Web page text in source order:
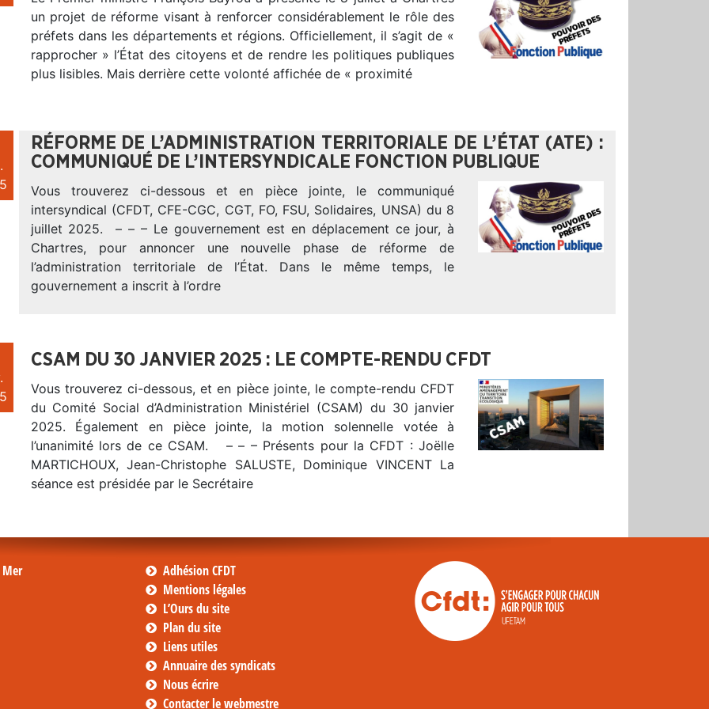
un projet de réforme visant à renforcer considérablement le rôle des
préfets dans les départements et régions. Officiellement, il s’agit de «
rapprocher » l’État des citoyens et de rendre les politiques publiques
plus lisibles. Mais derrière cette volonté affichée de « proximité
RÉFORME DE L’ADMINISTRATION TERRITORIALE DE L’ÉTAT (ATE) :
COMMUNIQUÉ DE L’INTERSYNDICALE FONCTION PUBLIQUE
Vous trouverez ci-dessous et en pièce jointe, le communiqué
intersyndical (CFDT, CFE-CGC, CGT, FO, FSU, Solidaires, UNSA) du 8
juillet 2025. – – – Le gouvernement est en déplacement ce jour, à
Chartres, pour annoncer une nouvelle phase de réforme de
l’administration territoriale de l’État. Dans le même temps, le
gouvernement a inscrit à l’ordre
CSAM DU 30 JANVIER 2025 : LE COMPTE-RENDU CFDT
Vous trouverez ci-dessous, et en pièce jointe, le compte-rendu CFDT
du Comité Social d’Administration Ministériel (CSAM) du 30 janvier
2025. Également en pièce jointe, la motion solennelle votée à
l’unanimité lors de ce CSAM. – – – Présents pour la CFDT : Joëlle
MARTICHOUX, Jean-Christophe SALUSTE, Dominique VINCENT La
séance est présidée par le Secrétaire
Mer
Adhésion CFDT
Mentions légales
L’Ours du site
Plan du site
Liens utiles
Annuaire des syndicats
Nous écrire
Contacter le webmestre